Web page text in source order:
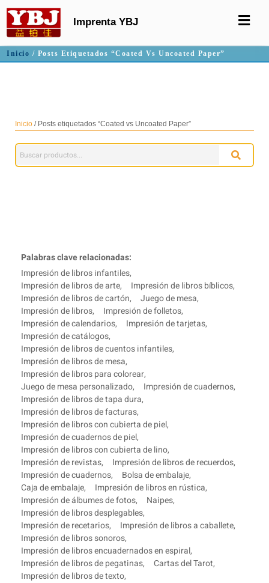
Imprenta YBJ
Inicio / Posts Etiquetados “Coated Vs Uncoated Paper”
Inicio / Posts etiquetados “Coated vs Uncoated Paper”
Palabras clave relacionadas:
Impresión de libros infantiles,
Impresión de libros de arte, Impresión de libros bíblicos,
Impresión de libros de cartón, Juego de mesa,
Impresión de libros, Impresión de folletos,
Impresión de calendarios, Impresión de tarjetas,
Impresión de catálogos,
Impresión de libros de cuentos infantiles,
Impresión de libros de mesa,
Impresión de libros para colorear,
Juego de mesa personalizado, Impresión de cuadernos,
Impresión de libros de tapa dura,
Impresión de libros de facturas,
Impresión de libros con cubierta de piel,
Impresión de cuadernos de piel,
Impresión de libros con cubierta de lino,
Impresión de revistas, Impresión de libros de recuerdos,
Impresión de cuadernos, Bolsa de embalaje,
Caja de embalaje, Impresión de libros en rústica,
Impresión de álbumes de fotos, Naipes,
Impresión de libros desplegables,
Impresión de recetarios, Impresión de libros a caballete,
Impresión de libros sonoros,
Impresión de libros encuadernados en espiral,
Impresión de libros de pegatinas, Cartas del Tarot,
Impresión de libros de texto,